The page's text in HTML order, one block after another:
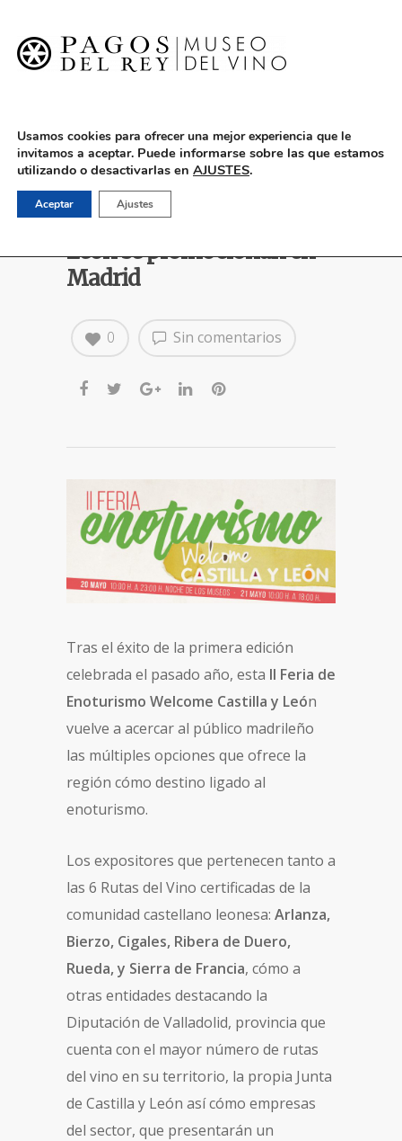
English
Los mejores recursos
enoturísticos de Castilla y
León se promocionan en
Madrid
Sin comentarios
0
Tras el éxito de la primera edición
celebrada el pasado año, esta II Feria de
Enoturismo Welcome Castilla y León
vuelve a acercar al público madrileño
las múltiples opciones que ofrece la
región cómo destino ligado al
enoturismo.
Los expositores que pertenecen tanto a
las 6 Rutas del Vino certificadas de la
comunidad castellano leonesa: Arlanza,
Bierzo, Cigales, Ribera de Duero,
Rueda, y Sierra de Francia, cómo a
otras entidades destacando la
Diputación de Valladolid, provincia que
cuenta con el mayor número de rutas
del vino en su territorio, la propia Junta
de Castilla y León así cómo empresas
del sector, que presentarán un
Usamos cookies para ofrecer una mejor experiencia que le
invitamos a aceptar. Puede informarse sobre las que estamos
utilizando o desactivarlas en AJUSTES.
Aceptar Ajustes